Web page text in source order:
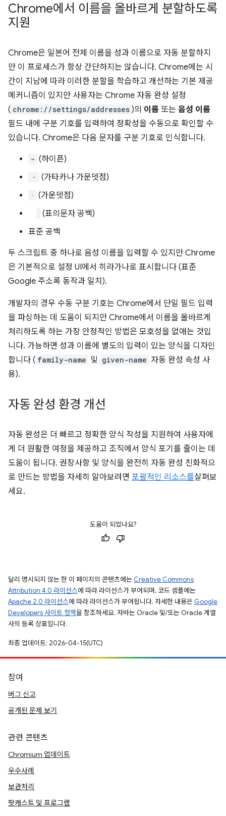
Chrome에서 이름을 올바르게 분할하도록
지원
Chrome은 일본어 전체 이름을 성과 이름으로 자동 분할하지
만 이 프로세스가 항상 간단하지는 않습니다. Chrome에는 시
간이 지남에 따라 이러한 분할을 학습하고 개선하는 기본 제공
메커니즘이 있지만 사용자는 Chrome 자동 완성 설정
( chrome://settings/addresses )의 이름 또는 음성 이름
필드 내에 구분 기호를 입력하여 정확성을 수동으로 확인할 수
있습니다. Chrome은 다음 문자를 구분 기호로 인식합니다.
- (하이픈)
・ (가타카나 가운뎃점)
· (가운뎃점)
(표의문자 공백)
표준 공백
두 스크립트 중 하나로 음성 이름을 입력할 수 있지만 Chrome
은 기본적으로 설정 UI에서 히라가나로 표시합니다 (표준
Google 주소록 동작과 일치).
개발자의 경우 수동 구분 기호는 Chrome에서 단일 필드 입력
을 파싱하는 데 도움이 되지만 Chrome에서 이름을 올바르게
처리하도록 하는 가장 안정적인 방법은 모호성을 없애는 것입
니다. 가능하면 성과 이름에 별도의 입력이 있는 양식을 디자인
합니다 ( family-name 및 given-name 자동 완성 속성 사
용).
자동 완성 환경 개선
자동 완성은 더 빠르고 정확한 양식 작성을 지원하여 사용자에
게 더 원활한 여정을 제공하고 조직에서 양식 포기를 줄이는 데
도움이 됩니다. 권장사항 및 양식을 완전히 자동 완성 친화적으
로 만드는 방법을 자세히 알아보려면 포괄적인 리소스를살펴보
세요.
도움이 되었나요?
달리 명시되지 않는 한 이 페이지의 콘텐츠에는 Creative Commons
Attribution 4.0 라이선스에 따라 라이선스가 부여되며, 코드 샘플에는
Apache 2.0 라이선스에 따라 라이선스가 부여됩니다. 자세한 내용은 Google
Developers 사이트 정책을 참조하세요. 자바는 Oracle 및/또는 Oracle 계열
사의 등록 상표입니다.
최종 업데이트: 2026-04-15(UTC)
참여
버그 신고
공개된 문제 보기
관련 콘텐츠
Chromium 업데이트
우수사례
보관처리
팟캐스트 및 프로그램